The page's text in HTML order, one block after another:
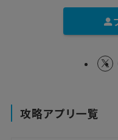
攻略アプリ一覧